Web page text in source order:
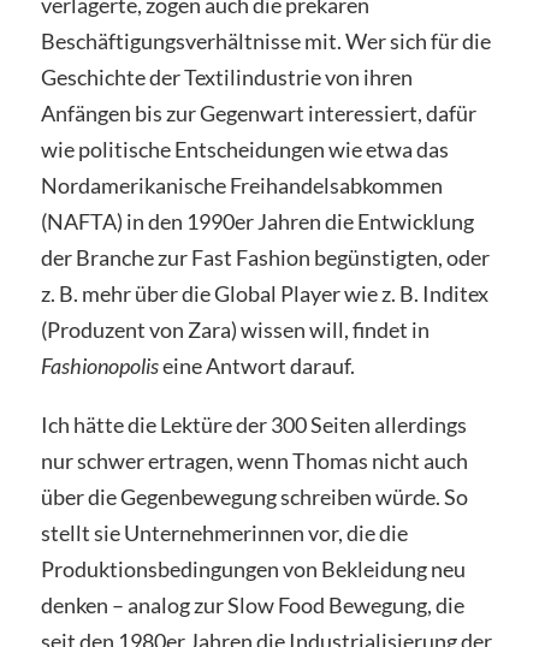
Beschäftigungsverhältnisse mit. Wer sich für die
Geschichte der Textilindustrie von ihren
Anfängen bis zur Gegenwart interessiert, dafür
wie politische Entscheidungen wie etwa das
Nordamerikanische Freihandelsabkommen
(NAFTA) in den 1990er Jahren die Entwicklung
der Branche zur Fast Fashion begünstigten, oder
z. B. mehr über die Global Player wie z. B. Inditex
(Produzent von Zara) wissen will, findet in
Fashionopoliseine Antwort darauf.
Ich hätte die Lektüre der 300 Seiten allerdings
nur schwer ertragen, wenn Thomas nicht auch
über die Gegenbewegung schreiben würde. So
stellt sie Unternehmerinnen vor, die die
Produktionsbedingungen von Bekleidung neu
denken – analog zur Slow Food Bewegung, die
seit den 1980er Jahren die Industrialisierung der